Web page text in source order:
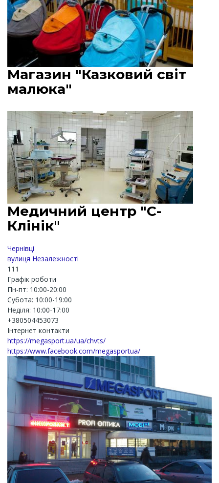
Магазин "Казковий світ
малюка"
Медичний центр "С-
Клінік"
Чернівці
вулиця Незалежності
111
Графік роботи
Пн-пт: 10:00-20:00
Субота: 10:00-19:00
Неділя: 10:00-17:00
+380504453073
Інтернет контакти
https://megasport.ua/ua/chvts/
https://www.facebook.com/megasportua/